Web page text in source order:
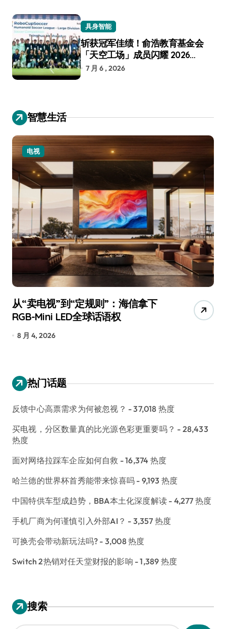
具身智能
斩获冠军佳绩！俞浩教育基金会
「天空工场」成员闪耀 2026
RoboCup 机器人世界杯
7 月 6 , 2026
智慧生活
电视
从“卖电视”到“定规则”：海信拿下
RGB-Mini LED全球话语权
8 月 4, 2026
热门话题
反馈中心高票需求为何被忽视？ - 37,018 热度
买电视，分区数量真的比光源色彩更重要吗？ - 28,433
热度
面对网络拉踩车企应如何自救 - 16,374 热度
哈兰德的世界杯首秀能带来惊喜吗 - 9,193 热度
中国特供车型成趋势，BBA本土化深度解读 - 4,277 热度
手机厂商为何谨慎引入外部AI？ - 3,357 热度
可换壳会带动新玩法吗? - 3,008 热度
Switch 2热销对任天堂财报的影响 - 1,389 热度
搜索